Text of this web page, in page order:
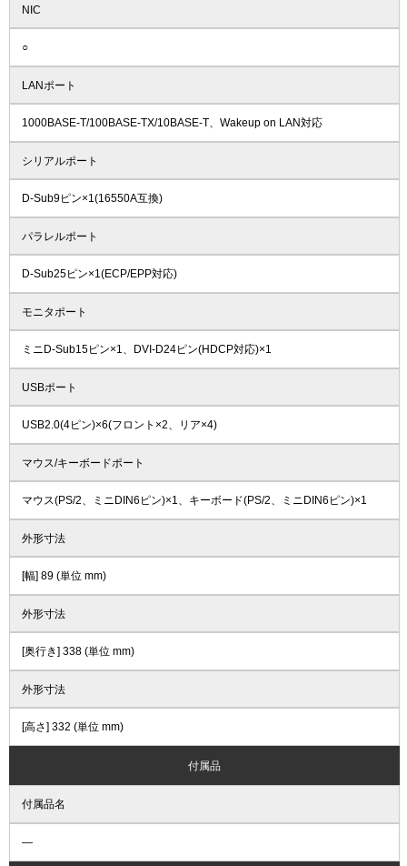
NIC
○
LANポート
1000BASE-T/100BASE-TX/10BASE-T、Wakeup on LAN対応
シリアルポート
D-Sub9ピン×1(16550A互換)
パラレルポート
D-Sub25ピン×1(ECP/EPP対応)
モニタポート
ミニD-Sub15ピン×1、DVI-D24ピン(HDCP対応)×1
USBポート
USB2.0(4ピン)×6(フロント×2、リア×4)
マウス/キーボードポート
マウス(PS/2、ミニDIN6ピン)×1、キーボード(PS/2、ミニDIN6ピン)×1
外形寸法
[幅] 89 (単位 mm)
外形寸法
[奥行き] 338 (単位 mm)
外形寸法
[高さ] 332 (単位 mm)
付属品
付属品名
―